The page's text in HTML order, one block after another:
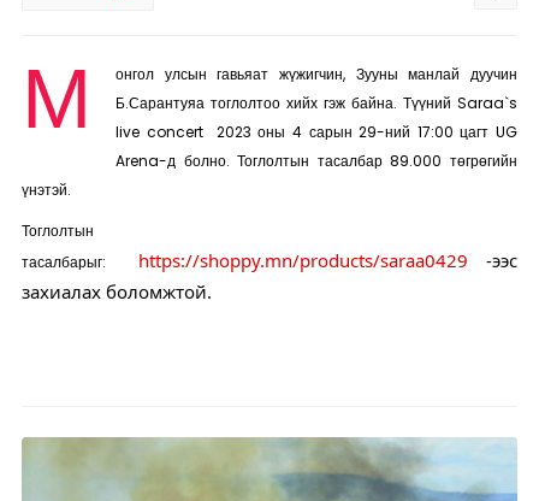
М
онгол улсын гавьяат жүжигчин, Зууны манлай дуучин
Б.Сарантуяа тоглолтоо хийх гэж байна. Түүний Saraa`s
live concert 2023 оны 4 сарын 29-ний 17:00 цагт UG
Arena-д болно. Тоглолтын тасалбар 89.000 төгрөгийн
үнэтэй.
Тоглолтын
тасалбарыг: https://shoppy.mn/products/saraa0429-ээс
захиалах боломжтой.